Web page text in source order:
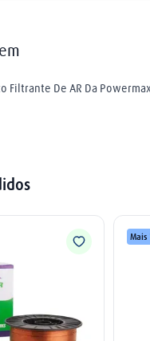
Filtrante De AR Da
Mais